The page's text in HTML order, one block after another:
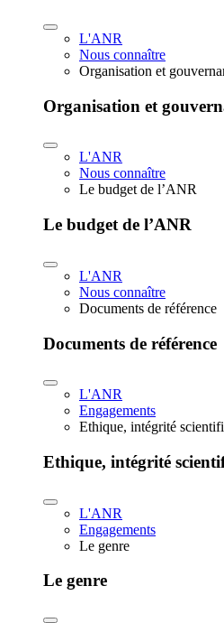
L'ANR
Nous connaître
Organisation et
Organisation et
L'ANR
Nous connaître
Le budget de l’ANR
Le budget de l’ANR
L'ANR
Nous connaître
Documents de référence
Documents de référence
L'ANR
Engagements
Ethique, intégrité
Ethique, intégrité
L'ANR
Engagements
Le genre
Le genre